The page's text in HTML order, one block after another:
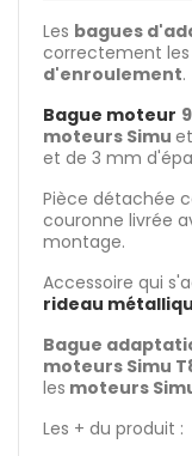
Les bagues
correctement les
d'enroulement.
Bague moteur
moteurs Simu
et de 3 mm
Pièce détachée
couronne livrée
montage.
Accessoire qui
rideau
Bague
moteurs Simu
les moteurs
Les + du produit :